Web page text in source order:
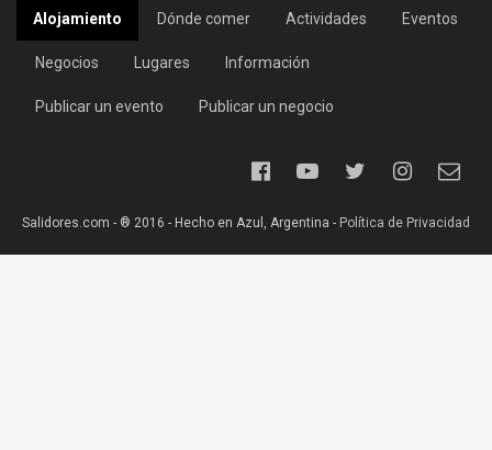
Alojamiento Dónde comer Actividades Eventos
Negocios Lugares Información
Publicar un evento Publicar un negocio
Salidores.com - ® 2016 - Hecho en Azul, Argentina - Política de Privacidad